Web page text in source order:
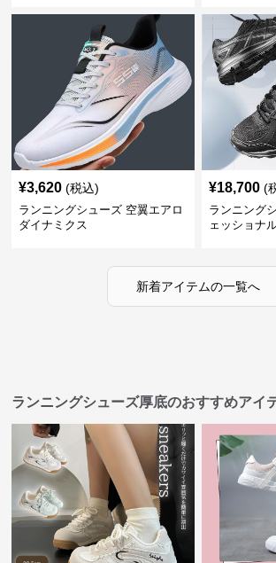
¥3,620 (税込)
ランニングシューズ 空翼エアロ
ダイナミクス
¥18,700 (
ランニング
ェッショナ
新着アイテムの一覧へ
ランニングシューズ厚底のおすすめアイ